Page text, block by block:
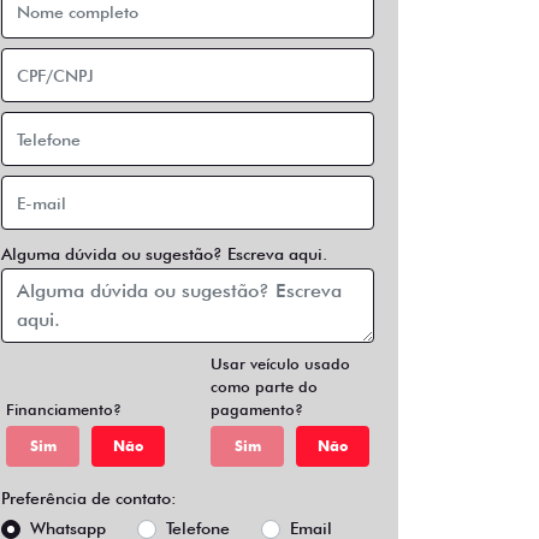
Alguma dúvida ou sugestão? Escreva aqui.
Financiamento?
Sim Não
Usar veículo usado
como parte do
pagamento?
Sim Não
Preferência de contato:
Whatsapp
Telefone Email